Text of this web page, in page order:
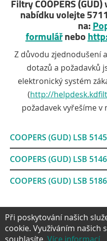
Filtry COOPERS
nabídku volejte
na:
formulářnebo
Z důvodu zjednodušení
dotazů a požadavků
elektronický systém
(http://
požadavek vyřešíme
COOPERS (GUD) LSB 5145
COOPERS (GUD) LSB 5146
COOPERS (GUD) LSB 5186
Při poskytování našich
cookie. Využíváním našich